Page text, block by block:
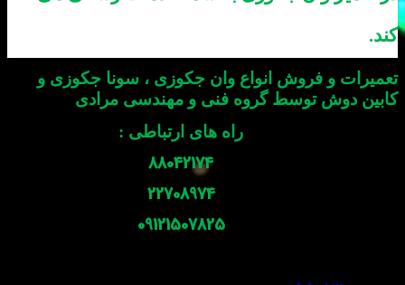
و فروش انواع وان جکوزی ، سونا جکوزی و
توسط گروه فنی و مهندسی مرادی
راه های ارتباطی :
88042174
22708974
09121507825